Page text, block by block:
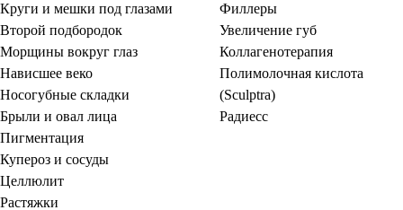
Круги и мешки под глазами
Второй подбородок
Морщины вокруг глаз
Нависшее веко
Носогубные складки
Брыли и овал лица
Пигментация
Купероз и сосуды
Целлюлит
Растяжки
Филлеры
Увеличение губ
Коллагенотерапия
Полимолочная кислота
(Sculptra)
Радиесс